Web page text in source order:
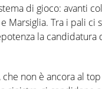
di gioco: avanti col
Marsiglia. Tra i pali
la candidatura
, che non è ancora al